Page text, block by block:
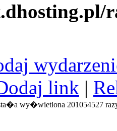
link |
wy�wietlona 201054527